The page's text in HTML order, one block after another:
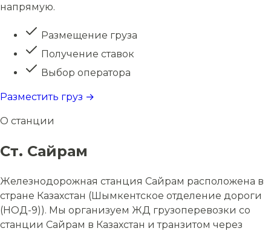
напрямую.
Размещение груза
Получение ставок
Выбор оператора
Разместить груз →
О станции
Ст. Сайрам
Железнодорожная станция Сайрам расположена в
стране Казахстан (Шымкентское отделение дороги
(НОД-9)). Мы организуем ЖД грузоперевозки со
станции Сайрам в Казахстан и транзитом через